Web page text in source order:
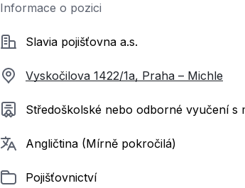
Informace o pozici
SpolečnostSlavia pojišťovna a.s.
Vyskočilova 1422/1a, Praha – Michle
Požadované vzdělání
Středoškolské nebo odborné vyučení s
Požadované jazyky
Angličtina (Mírně pokročilá)
ZařazenoPojišťovnictví